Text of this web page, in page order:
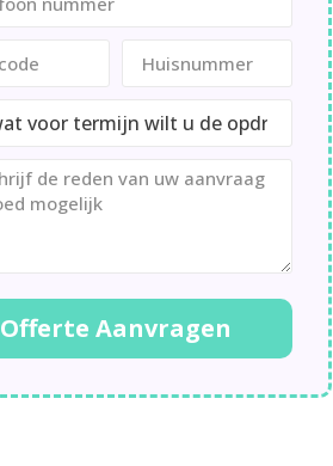
Offerte Aanvragen